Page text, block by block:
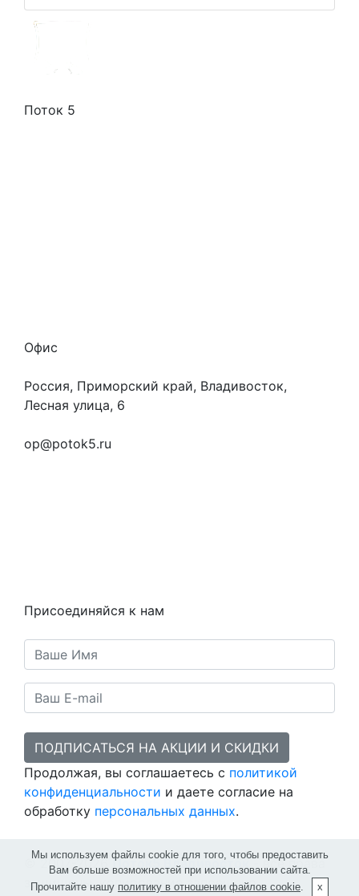
Поток 5
Офис
Россия, Приморский край, Владивосток,
Лесная улица, 6
op@potok5.ru
Присоединяйся к нам
ПОДПИСАТЬСЯ НА АКЦИИ И СКИДКИ
Продолжая, вы соглашаетесь с политикой
конфиденциальности и даете согласие на
обработку персональных данных.
© 2007-2026 Поток5 Владивосток- все права
защищены, копирование запрещено.
Мы используем файлы cookie для того, чтобы предоставить
Вам больше возможностей при использовании сайта.
Прочитайте нашу политику в отношении файлов cookie